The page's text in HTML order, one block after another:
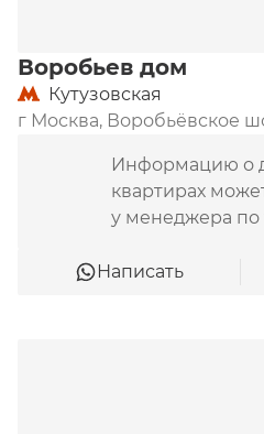
Воробьев дом
Кутузовская
г Москва, Воробьёвское
Информацию о
квартирах
у менеджера по
Написать